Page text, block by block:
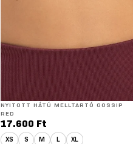
NYITOTT HÁTÚ MELLTARTÓ GOSSIP
RED
17.600 Ft
XS S M L XL